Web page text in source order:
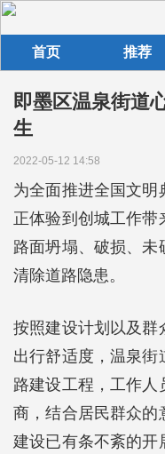
首页 推荐
即墨区温泉街道
生
2022-05-12 14:58
为全面推进全国文
正体验到创城工作带
路面坍塌、破损、
清除道路隐患。
按照建设计划以及群
出行舒适度，温泉街
路建设工程，工作
商，结合居民群众的
建设已有条不紊的开